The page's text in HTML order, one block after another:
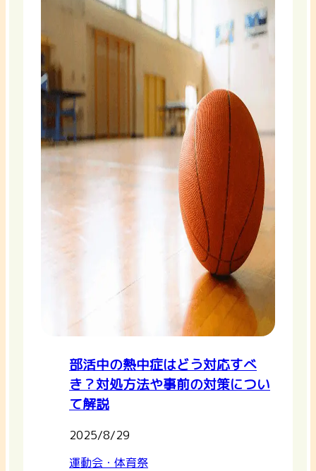
部活中の熱中症はどう対応すべ
き？対処方法や事前の対策につい
て解説
2025/8/29
運動会・体育祭